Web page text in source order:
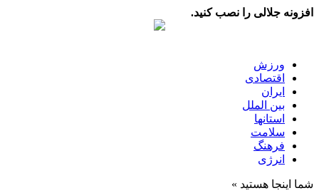
افزونه جلالی را نصب کنید.
ورزش
اقتصادی
ایران
بین الملل
استانها
سلامت
فرهنگ
انرژی
شما اینجا هستید »